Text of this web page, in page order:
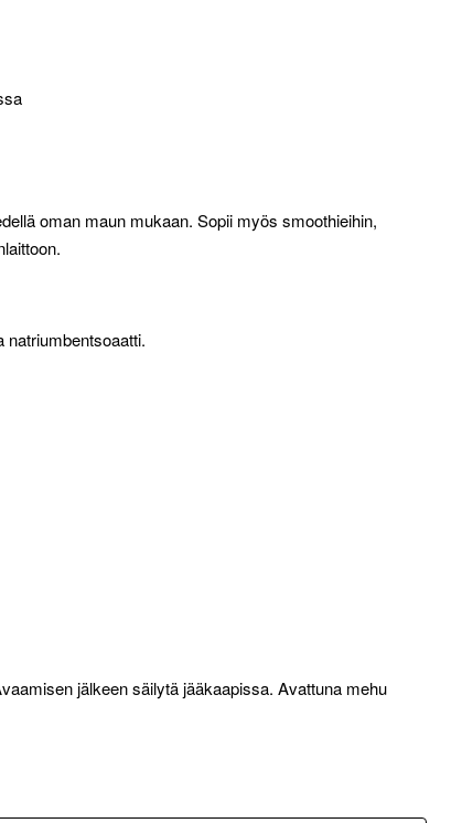
oman maun mukaan. Sopii myös smoothieihin,
natriumbentsoaatti.
jälkeen säilytä jääkaapissa. Avattuna mehu